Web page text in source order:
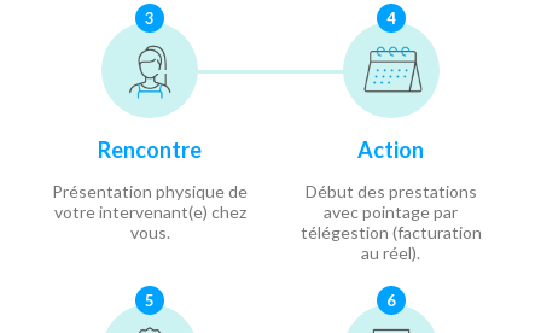
3
Rencontre
Présentation physique de
votre intervenant(e) chez
vous.
4
Action
Début des prestations
avec pointage par
télégestion (facturation
au réel).
5 6